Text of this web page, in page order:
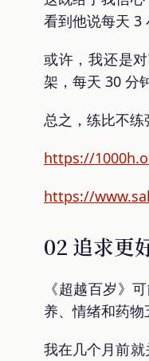
看到他说每天 3
或许，我还是
架，每天 30 分
总之，练比不练
https://
https://
02 追求更
《超越百岁》
养、情绪和药物
我在几个月前